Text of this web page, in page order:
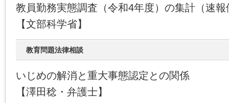
教員勤務実態調査（令和4年度）の集計（速
【文部科学省】
教育問題法律相談
いじめの解消と重大事態認定との関係
【澤田稔・弁護士】